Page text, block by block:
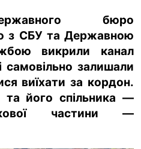
лонгріди
харків
архів
gambling
бюро
з СБУ та Державною
викрили канал
самовільно залишали
виїхати за кордон.
та його спільника —
частини —